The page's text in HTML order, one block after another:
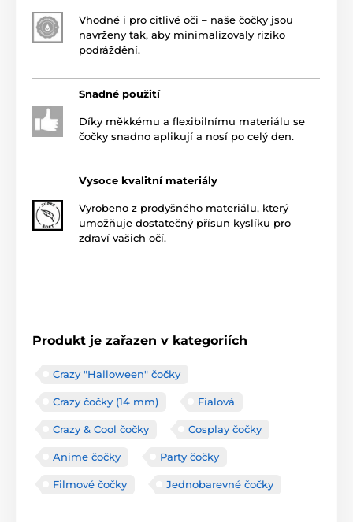
Vhodné i pro citlivé oči – naše čočky jsou
navrženy tak, aby minimalizovaly riziko
podráždění.
Snadné použití
Díky měkkému a flexibilnímu materiálu se
čočky snadno aplikují a nosí po celý den.
Vysoce kvalitní materiály
Vyrobeno z prodyšného materiálu, který
umožňuje dostatečný přísun kyslíku pro
zdraví vašich očí.
Produkt je zařazen v kategoriích
Crazy "Halloween" čočky
Crazy čočky (14 mm) Fialová
Crazy & Cool čočky Cosplay čočky
Anime čočky Party čočky
Filmové čočky Jednobarevné čočky